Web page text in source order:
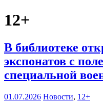
12+
В библиотеке
экспонатов с
специальной
01.07.2026 Новости, 12+